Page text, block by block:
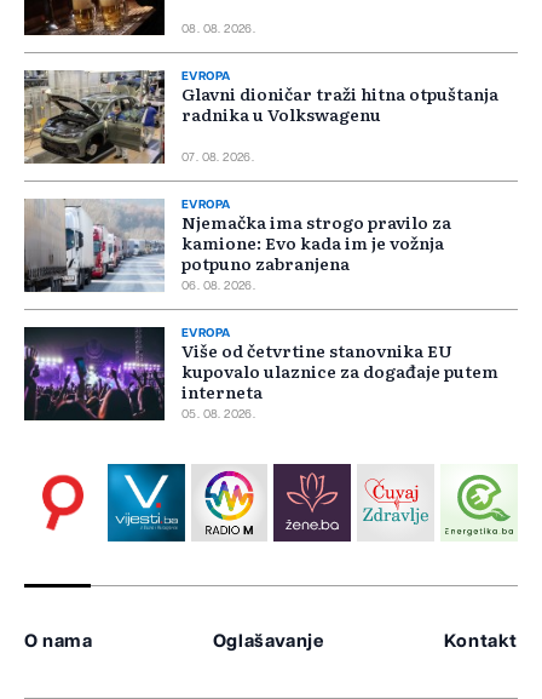
08. 08. 2026.
EVROPA
Glavni dioničar traži hitna otpuštanja
radnika u Volkswagenu
07. 08. 2026.
EVROPA
Njemačka ima strogo pravilo za
kamione: Evo kada im je vožnja
potpuno zabranjena
06. 08. 2026.
EVROPA
Više od četvrtine stanovnika EU
kupovalo ulaznice za događaje putem
interneta
05. 08. 2026.
O nama Oglašavanje Kontakt